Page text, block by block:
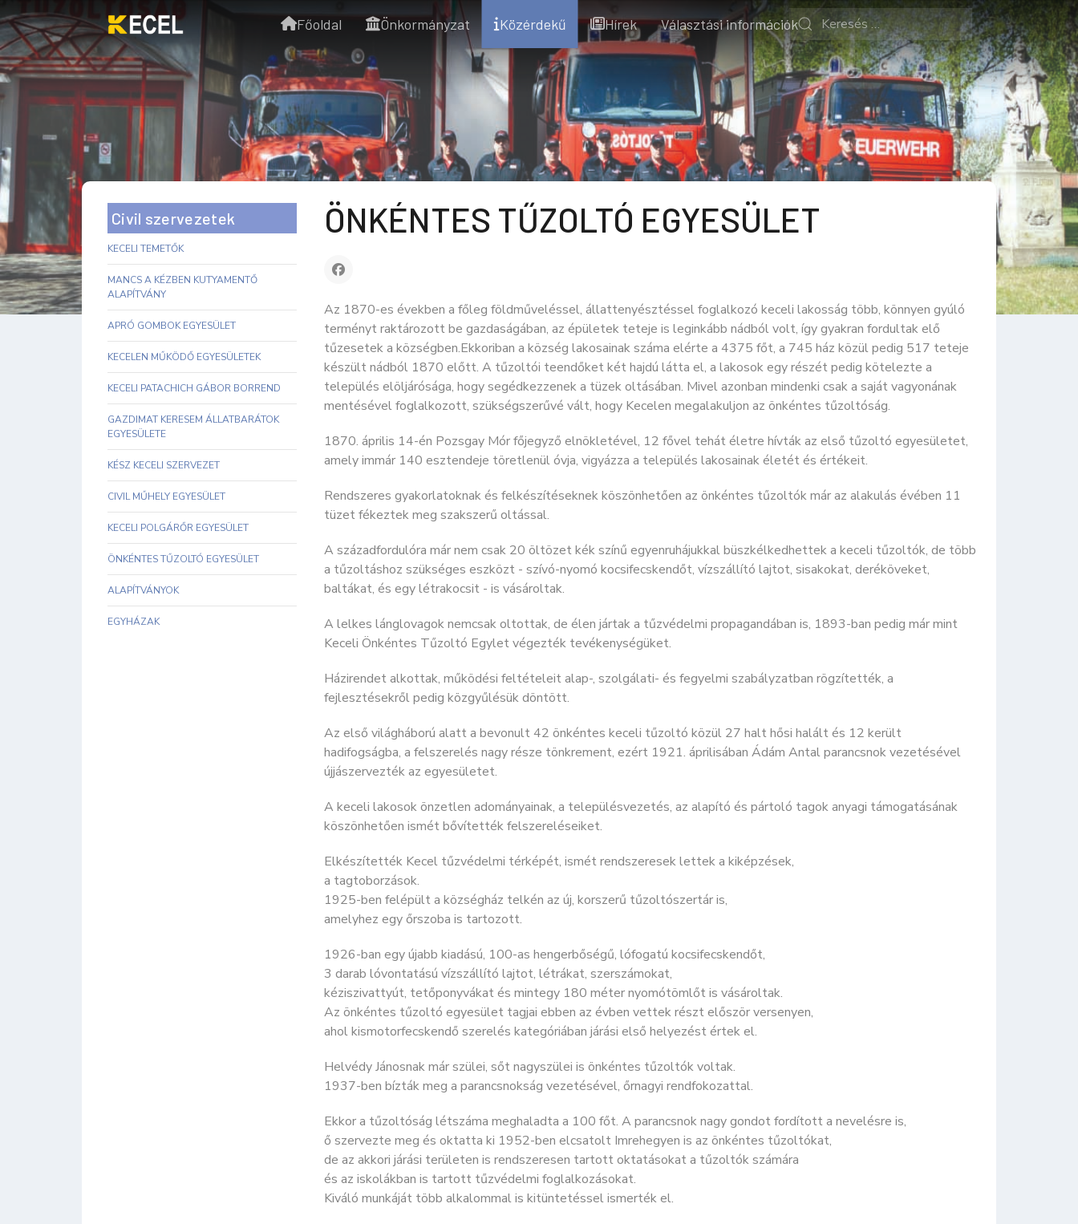
Főoldal Önkormányzat Közérdekű Hírek Választási információk
Civil szervezetek
KECELI TEMETŐK
MANCS A KÉZBEN KUTYAMENTŐ
ALAPÍTVÁNY
APRÓ GOMBOK EGYESÜLET
KECELEN MŰKÖDŐ EGYESÜLETEK
KECELI PATACHICH GÁBOR BORREND
GAZDIMAT KERESEM ÁLLATBARÁTOK
EGYESÜLETE
KÉSZ KECELI SZERVEZET
CIVIL MŰHELY EGYESÜLET
KECELI POLGÁRŐR EGYESÜLET
ÖNKÉNTES TŰZOLTÓ EGYESÜLET
ALAPÍTVÁNYOK
EGYHÁZAK
ÖNKÉNTES TŰZOLTÓ EGYESÜLET
Az 1870-es években a főleg földműveléssel, állattenyésztéssel foglalkozó keceli lakosság több, könnyen gyúló
terményt raktározott be gazdaságában, az épületek teteje is leginkább nádból volt, így gyakran fordultak elő
tűzesetek a községben.Ekkoriban a község lakosainak száma elérte a 4375 főt, a 745 ház közül pedig 517 teteje
készült nádból 1870 előtt. A tűzoltói teendőket két hajdú látta el, a lakosok egy részét pedig kötelezte a
település elöljárósága, hogy segédkezzenek a tüzek oltásában. Mivel azonban mindenki csak a saját vagyonának
mentésével foglalkozott, szükségszerűvé vált, hogy Kecelen megalakuljon az önkéntes tűzoltóság.
1870. április 14-én Pozsgay Mór főjegyző elnökletével, 12 fővel tehát életre hívták az első tűzoltó egyesületet,
amely immár 140 esztendeje töretlenül óvja, vigyázza a település lakosainak életét és értékeit.
Rendszeres gyakorlatoknak és felkészítéseknek köszönhetően az önkéntes tűzoltók már az alakulás évében 11
tüzet fékeztek meg szakszerű oltással.
A századfordulóra már nem csak 20 öltözet kék színű egyenruhájukkal büszkélkedhettek a keceli tűzoltók, de több
a tűzoltáshoz szükséges eszközt - szívó-nyomó kocsifecskendőt, vízszállító lajtot, sisakokat, deréköveket,
baltákat, és egy létrakocsit - is vásároltak.
A lelkes lánglovagok nemcsak oltottak, de élen jártak a tűzvédelmi propagandában is, 1893-ban pedig már mint
Keceli Önkéntes Tűzoltó Egylet végezték tevékenységüket.
Házirendet alkottak, működési feltételeit alap-, szolgálati- és fegyelmi szabályzatban rögzítették, a
fejlesztésekről pedig közgyűlésük döntött.
Az első világháború alatt a bevonult 42 önkéntes keceli tűzoltó közül 27 halt hősi halált és 12 került
hadifogságba, a felszerelés nagy része tönkrement, ezért 1921. áprilisában Ádám Antal parancsnok vezetésével
újjászervezték az egyesületet.
A keceli lakosok önzetlen adományainak, a településvezetés, az alapító és pártoló tagok anyagi támogatásának
köszönhetően ismét bővítették felszereléseiket.
Elkészítették Kecel tűzvédelmi térképét, ismét rendszeresek lettek a kiképzések,
a tagtoborzások.
1925-ben felépült a községház telkén az új, korszerű tűzoltószertár is,
amelyhez egy őrszoba is tartozott.
1926-ban egy újabb kiadású, 100-as hengerbőségű, lófogatú kocsifecskendőt,
3 darab lóvontatású vízszállító lajtot, létrákat, szerszámokat,
kéziszivattyút, tetőponyvákat és mintegy 180 méter nyomótömlőt is vásároltak.
Az önkéntes tűzoltó egyesület tagjai ebben az évben vettek részt először versenyen,
ahol kismotorfecskendő szerelés kategóriában járási első helyezést értek el.
Helvédy Jánosnak már szülei, sőt nagyszülei is önkéntes tűzoltók voltak.
1937-ben bízták meg a parancsnokság vezetésével, őrnagyi rendfokozattal.
Ekkor a tűzoltóság létszáma meghaladta a 100 főt. A parancsnok nagy gondot fordított a nevelésre is,
ő szervezte meg és oktatta ki 1952-ben elcsatolt Imrehegyen is az önkéntes tűzoltókat,
de az akkori járási területen is rendszeresen tartott oktatásokat a tűzoltók számára
és az iskolákban is tartott tűzvédelmi foglalkozásokat.
Kiváló munkáját több alkalommal is kitüntetéssel ismerték el.